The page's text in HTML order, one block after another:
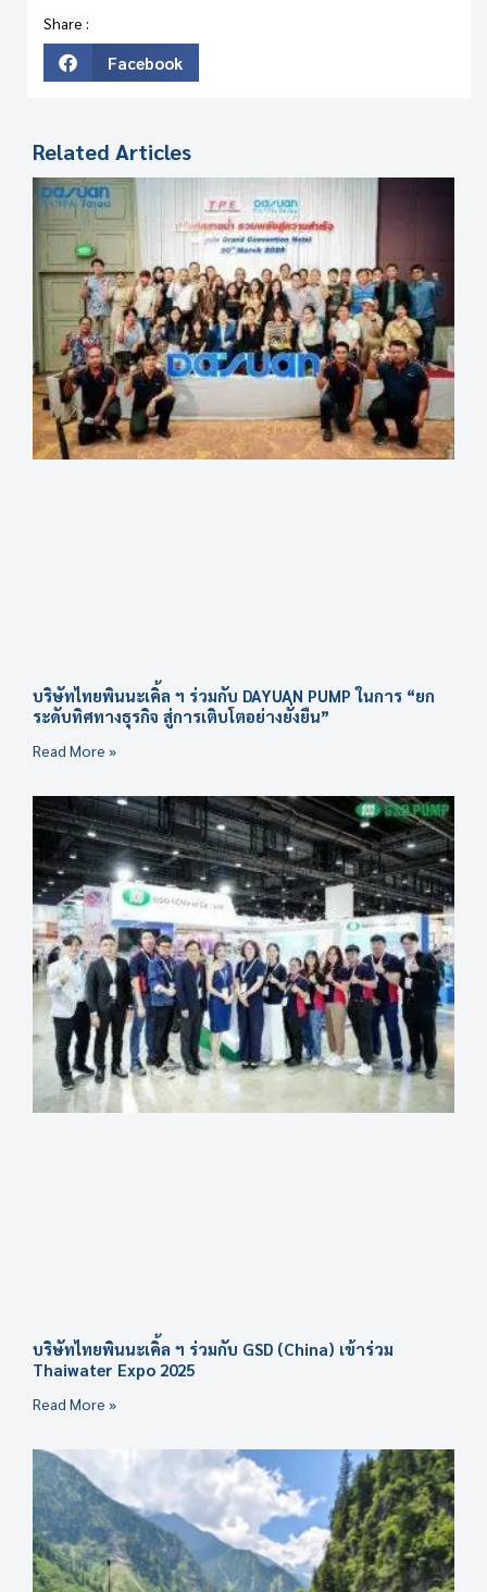
Share :
Facebook
Related Articles
บริษัทไทยพินนะเคิ้ล ฯ ร่วมกับ DAYUAN PUMP ในการ “ยก
ระดับทิศทางธุรกิจ สู่การเติบโตอย่างยั่งยืน”
Read More »
บริษัทไทยพินนะเคิ้ล ฯ ร่วมกับ GSD (China) เข้าร่วม
Thaiwater Expo 2025
Read More »